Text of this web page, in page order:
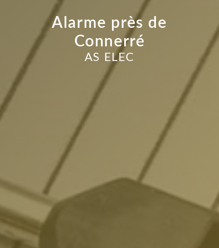
Alarme près de
Connerré
AS ELEC